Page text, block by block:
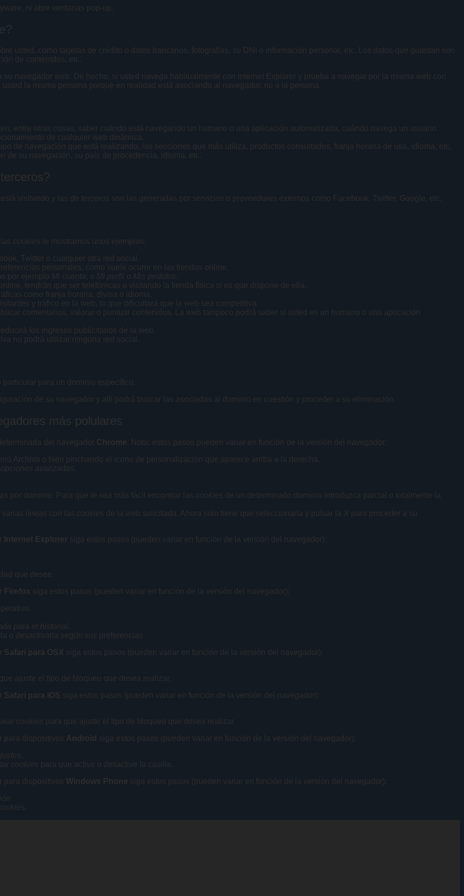
ni abre ventanas pop-up.
?
usted, como tarjetas de crédito o datos bancarios, fotografías, su DNI o información personal, etc. Los datos que guardan son
de contenidos, etc.
navegador web. De hecho, si usted navega habitualmente con Internet Explorer y prueba a navegar por la misma web con
la misma persona porque en realidad está asociando al navegador, no a la persona.
entre otras cosas, saber cuándo está navegando un humano o una aplicación automatizada, cuándo navega un usuario
de cualquier web dinámica.
de navegación que está realizando, las secciones que más utiliza, productos consultados, franja horaria de uso, idioma, etc.
de su navegación, su país de procedencia, idioma, etc.
visitando y las de terceros son las generadas por servicios o proveedores externos como Facebook, Twitter, Google, etc.
cookies le mostramos unos ejemplos:
Twitter o cualquier otra red social.
personales, como suele ocurrir en las tiendas online.
por ejemplo Mi cuenta, o Mi perfil o Mis pedidos.
tendrán que ser telefónicas o visitando la tienda física si es que dispone de ella.
como franja horaria, divisa o idioma.
y tráfico en la web, lo que dificultará que la web sea competitiva.
comentarios, valorar o puntuar contenidos. La web tampoco podrá saber si usted es un humano o una aplicación
los ingresos publicitarios de la web.
no podrá utilizar ninguna red social.
para un dominio específico.
de su navegador y allí podrá buscar las asociadas al dominio en cuestión y proceder a su eliminación.
más polulares
del navegador Chrome. Nota: estos pasos pueden variar en función de la versión del navegador:
Archivo o bien pinchando el icono de personalización que aparece arriba a la derecha.
avanzadas.
por dominio. Para que le sea más fácil encontrar las cookies de un determinado dominio introduzca parcial o totalmente la
líneas con las cookies de la web solicitada. Ahora sólo tiene que seleccionarla y pulsar la X para proceder a su
Internet Explorer siga estos pasos (pueden variar en función de la versión del navegador):
que desee.
Firefox siga estos pasos (pueden variar en función de la versión del navegador):
para el historial.
o desactivarla según sus preferencias.
Safari para OSX siga estos pasos (pueden variar en función de la versión del navegador):
ajuste el tipo de bloqueo que desea realizar.
Safari para iOS siga estos pasos (pueden variar en función de la versión del navegador):
cookies para que ajuste el tipo de bloqueo que desea realizar.
para dispositivos Android
siga estos pasos (pueden variar en función de la versión del navegador):
.
cookies para que active o desactive la casilla.
para dispositivos Windows Phone siga estos pasos (pueden variar en función de la versión del navegador):
.